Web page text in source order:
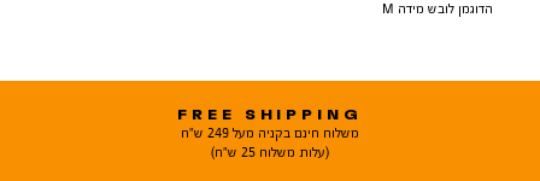
הדוגמן לובש מידה M
FREE SHIPPING
משלוח חינם בקניה מעל 249 ש"ח
(עלות משלוח 25 ש"ח)